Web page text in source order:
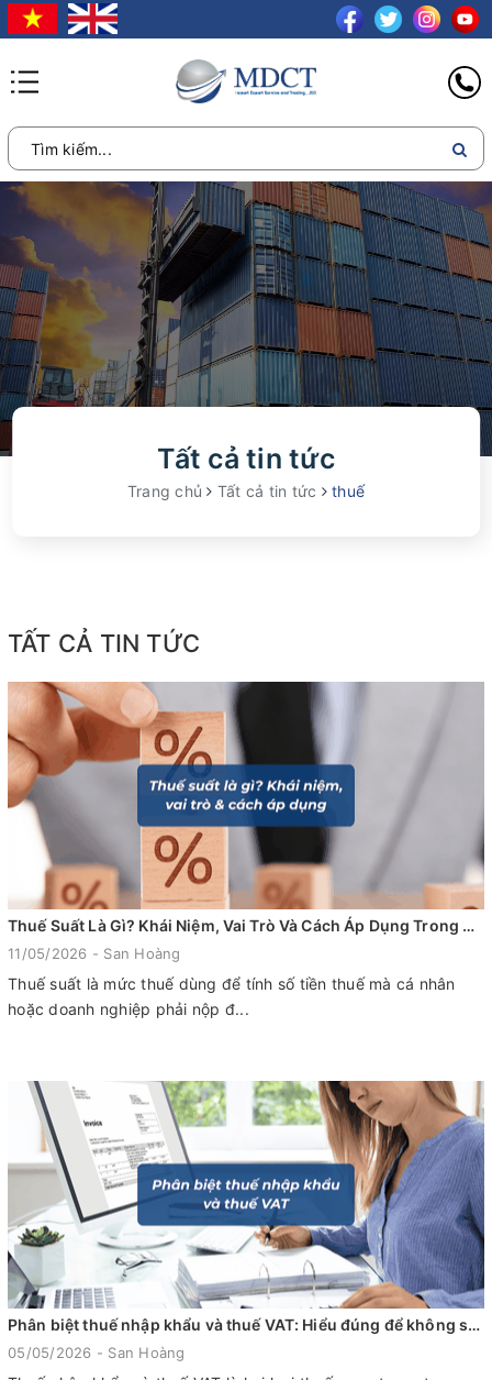
Tất cả tin tức
Trang chủ Tất cả tin tức thuế
TẤT CẢ TIN TỨC
Thuế Suất Là Gì? Khái Niệm, Vai Trò Và Cách Áp Dụng Trong Xuất Nhập Khẩu
11/05/2026 - San Hoàng
Thuế suất là mức thuế dùng để tính số tiền thuế mà cá nhân
hoặc doanh nghiệp phải nộp đ...
Phân biệt thuế nhập khẩu và thuế VAT: Hiểu đúng để không sai chi phí
05/05/2026 - San Hoàng